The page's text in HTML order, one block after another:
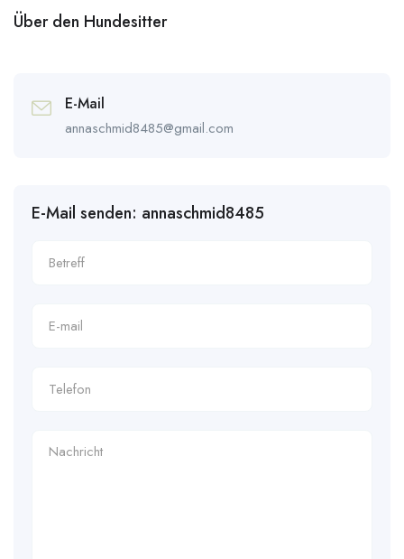
Über den Hundesitter
E-Mail
annaschmid8485@gmail.com
E-Mail senden: annaschmid8485